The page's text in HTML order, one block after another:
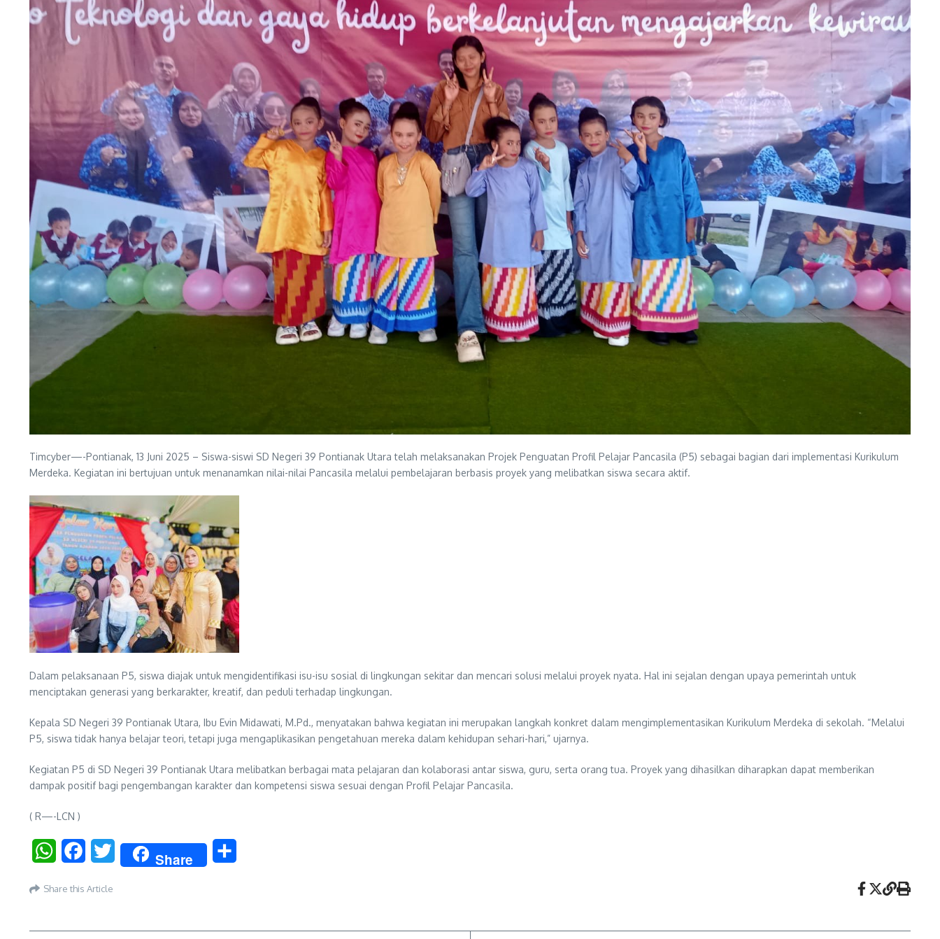
Timcyber—-Pontianak, 13 Juni 2025 – Siswa-siswi SD Negeri 39 Pontianak Utara telah melaksanakan Projek Penguatan Profil Pelajar Pancasila (P5) sebagai bagian dari implementasi Kurikulum
Merdeka. Kegiatan ini bertujuan untuk menanamkan nilai-nilai Pancasila melalui pembelajaran berbasis proyek yang melibatkan siswa secara aktif.
Dalam pelaksanaan P5, siswa diajak untuk mengidentifikasi isu-isu sosial di lingkungan sekitar dan mencari solusi melalui proyek nyata. Hal ini sejalan dengan upaya pemerintah untuk
menciptakan generasi yang berkarakter, kreatif, dan peduli terhadap lingkungan.
Kepala SD Negeri 39 Pontianak Utara, Ibu Evin Midawati, M.Pd., menyatakan bahwa kegiatan ini merupakan langkah konkret dalam mengimplementasikan Kurikulum Merdeka di sekolah. “Melalui
P5, siswa tidak hanya belajar teori, tetapi juga mengaplikasikan pengetahuan mereka dalam kehidupan sehari-hari,” ujarnya.
Kegiatan P5 di SD Negeri 39 Pontianak Utara melibatkan berbagai mata pelajaran dan kolaborasi antar siswa, guru, serta orang tua. Proyek yang dihasilkan diharapkan dapat memberikan
dampak positif bagi pengembangan karakter dan kompetensi siswa sesuai dengan Profil Pelajar Pancasila.
( R—-LCN )
WhatsAppFacebookTwitter Share
Share this Article